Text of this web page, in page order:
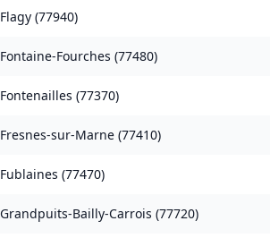
Flagy (77940)
Fontaine-Fourches (77480)
Fontenailles (77370)
Fresnes-sur-Marne (77410)
Fublaines (77470)
Grandpuits-Bailly-Carrois (77720)